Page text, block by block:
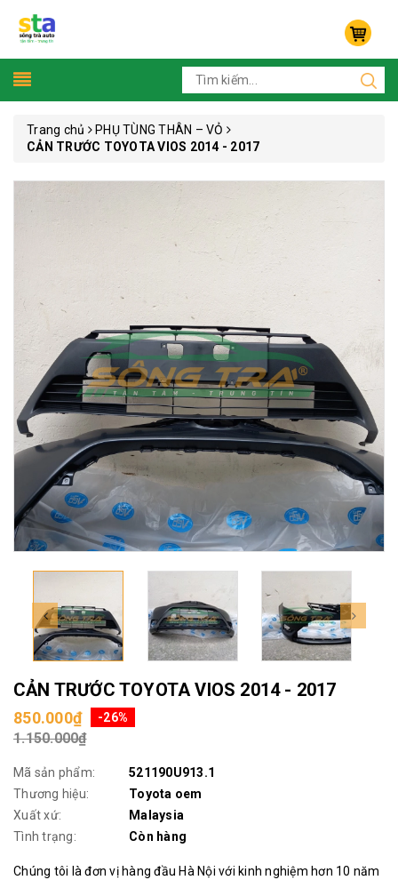
Trang chủ
PHỤ TÙNG THÂN – VỎ
CẢN TRƯỚC TOYOTA VIOS 2014 - 2017
CẢN TRƯỚC TOYOTA VIOS 2014 - 2017
850.000₫ -26%
1.150.000₫
Mã sản phẩm:
521190U913.1
Thương hiệu:
Toyota oem
Xuất xứ:
Malaysia
Tình trạng:
Còn hàng
Chúng tôi là đơn vị hàng đầu Hà Nội với kinh nghiệm hơn 10 năm